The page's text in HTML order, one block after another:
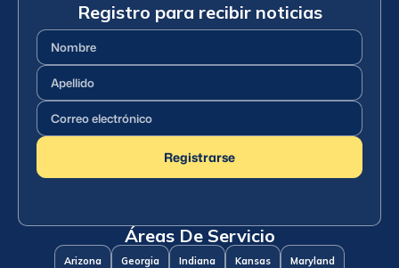
Registro para recibir noticias
Nombre
Apellido
Correo
electrónico(Requerido)
Registrarse
Áreas De Servicio
Arizona Georgia Indiana Kansas Maryland